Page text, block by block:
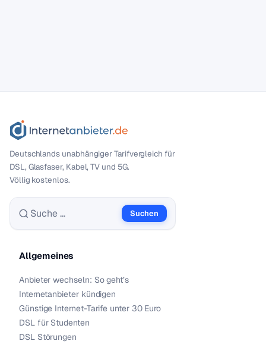
Deutschlands unabhängiger Tarif­vergleich für
DSL, Glasfaser, Kabel, TV und 5G.
Völlig kostenlos.
Suche nach:
Suchen
Allgemeines
Anbieter wechseln: So geht’s
Internetanbieter kündigen
Günstige Internet-Tarife unter 30 Euro
DSL für Studenten
DSL Störungen